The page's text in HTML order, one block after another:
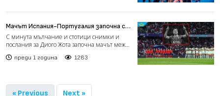
Мачът Испания-Португалия започна с
минута мълчание в памет на Диого
Жота (видео)
С минута мълчание и стотици снимки и
послания за Диого Жота започна мачът между
преди 1 година 1283
« Previous Next »